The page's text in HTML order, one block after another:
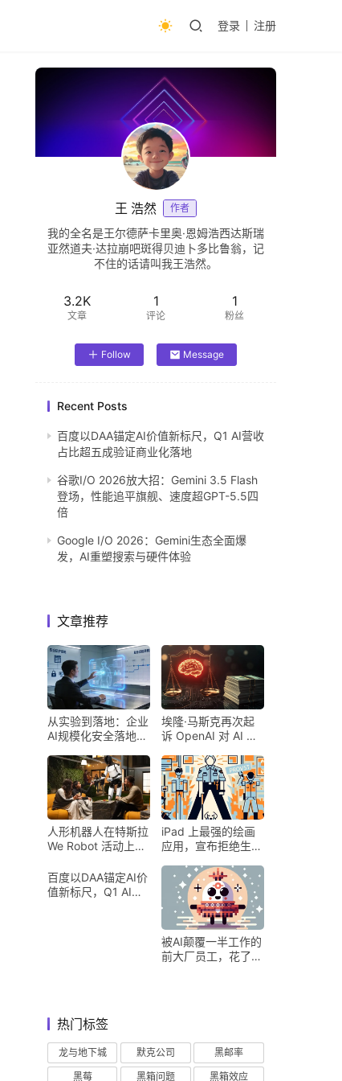
登录 注册
王 浩然 作者
我的全名是王尔德萨卡里奥·恩姆浩西达斯瑞
亚然道夫·达拉崩吧斑得贝迪卜多比鲁翁，记
不住的话请叫我王浩然。
3.2K
文章
1
评论
1
粉丝
Follow Message
Recent Posts
百度以DAA锚定AI价值新标尺，Q1 AI营收
占比超五成验证商业化落地
谷歌I/O 2026放大招：Gemini 3.5 Flash
登场，性能追平旗舰、速度超GPT-5.5四
倍
Google I/O 2026：Gemini生态全面爆
发，AI重塑搜索与硬件体验
文章推荐
从实验到落地：企业
AI规模化安全落地的
埃隆·马斯克再次起
诉 OpenAI 对 AI 行
人形机器人在特斯拉
We Robot 活动上为
iPad 上最强的绘画
应用，宣布拒绝生成
百度以DAA锚定AI价
值新标尺，Q1 AI营
被AI颠覆一半工作的
前大厂员工，花了8
热门标签
龙与地下城 默克公司
黑邮率
黑莓
黑箱问题
黑箱效应